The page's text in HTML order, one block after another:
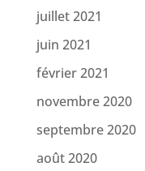
juillet 2021
juin 2021
février 2021
novembre 2020
septembre 2020
août 2020